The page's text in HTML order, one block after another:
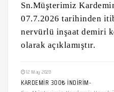
Sn.Müşterimiz
07.7.2026 tarihinden
nervürlü inşaat demiri
olarak açıklamıştır.
12 May 2020
KARDEMİR 300₺ İNDİRİM-